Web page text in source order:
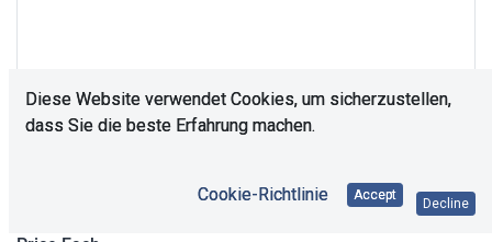
Diese Website verwendet Cookies, um sicherzustellen,
dass Sie die beste Erfahrung machen.
Cookie-Richtlinie Accept
Decline